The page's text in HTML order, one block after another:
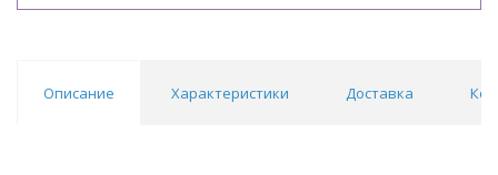
Описание Характеристики Доставка